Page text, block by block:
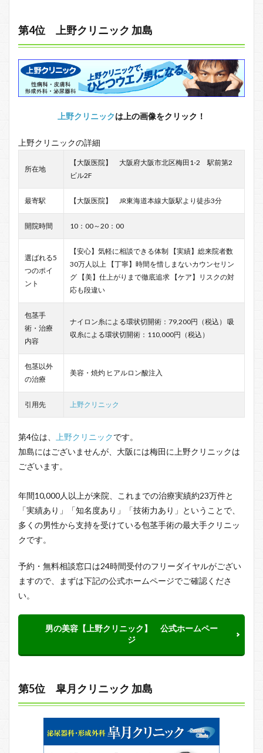
第4位 上野クリニック 加島
上野クリニックは上の画像をクリック！
上野クリニックの詳細
所在地
【大阪医院】 大阪府大阪市北区梅田1-2 駅前第2
ビル2F
最寄駅 【大阪医院】 JR東海道本線大阪駅より徒歩3分
開院時間 10：00～20：00
選ばれる5
つのポイ
ント
【安心】気軽に相談できる体制 【実績】総来院者数
30万人以上 【丁寧】時間を惜しまないカウンセリン
グ 【美】仕上がりまで徹底追求 【ケア】リスクの対
応も段違い
包茎手
術・治療
内容
ナイロン糸による環状切開術：79,200円（税込） 吸
収糸による環状切開術：110,000円（税込）
包茎以外
の治療
美容・焼灼 ヒアルロン酸注入
引用先 上野クリニック
第4位は、 上野クリニックです。
加島にはございませんが、大阪には梅田に上野クリニックは
ございます。
年間10,000人以上が来院、これまでの治療実績約23万件と
「実績あり」「知名度あり」「技術力あり」ということで、
多くの男性から支持を受けている包茎手術の最大手クリニッ
クです。
予約・無料相談窓口は24時間受付のフリーダイヤルがござい
ますので、まずは下記の公式ホームページでご確認くださ
い。
男の美容【上野クリニック】 公式ホームペー
ジ
第5位 皐月クリニック 加島